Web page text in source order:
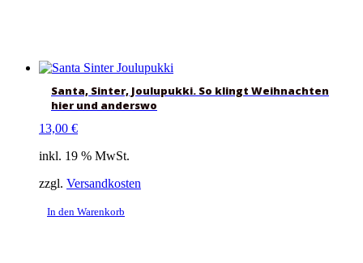
Santa, Sinter, Joulupukki. So klingt Weihnachten
hier und anderswo
13,00 €
inkl. 19 % MwSt.
zzgl. Versandkosten
In den Warenkorb